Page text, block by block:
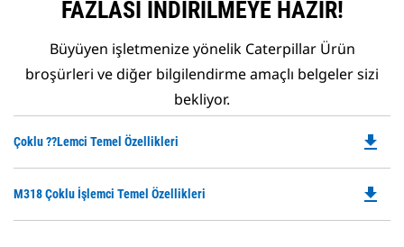
FAZLASI İNDIRILMEYE HAZIR!
Büyüyen işletmenize yönelik Caterpillar Ürün
broşürleri ve diğer bilgilendirme amaçlı belgeler sizi
bekliyor.
Çoklu ??lemci Temel Özellikleri
a
file_download
M318 Çoklu İşlemci Temel Özellikleri file_download